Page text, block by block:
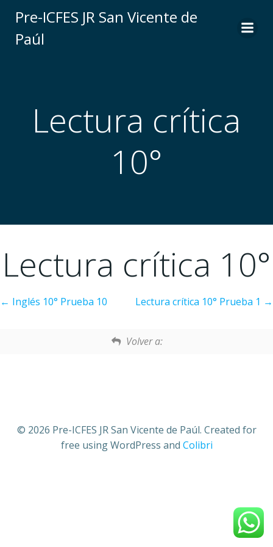
al
Pre-ICFES JR San Vicente de
Paúl
Lectura crítica
10°
Lectura crítica 10°
Inglés 10° Prueba 10 Lectura crítica 10° Prueba 1
Volver a:
© 2026 Pre-ICFES JR San Vicente de Paúl. Created for
free using WordPress and Colibri